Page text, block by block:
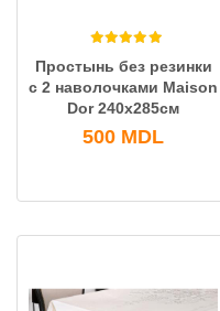
Простынь без резинки
с 2 наволочками Maison
Dor 240х285см
500 MDL